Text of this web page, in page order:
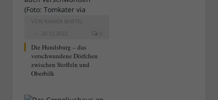
VON RAINER BARTEL
20.12.2022
0
Die Hundsburg – das
verschwundene Dörfchen
zwischen Stoffeln und
Oberbilk